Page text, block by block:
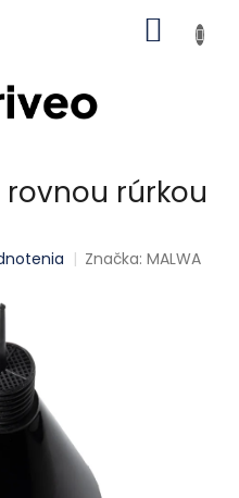
rovnou rúrkou
0,0 z 5 hviezdičiek.
Značka:MALWA